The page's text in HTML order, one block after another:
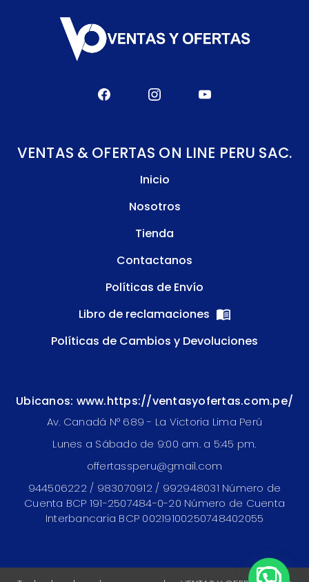
VENTAS & OFERTAS ON LINE PERU SAC.
Inicio
Nosotros
Tienda
Contactanos
Políticas de Envío
Libro de reclamaciones
Políticas de Cambios y Devoluciones
Ubicanos: www.https://ventasyofertas.com.pe/
Av. Canadá N° 689 - La Victoria Lima Perú
Lunes a Sábado de 9:00 am. a 5:45 pm.
offertassperu@gmail.com
944506222 / 983070912 / 992948031 Número de
Cuenta BCP 191-2507484-0-20 Número de Cuenta
Interbancaria BCP 00219100250748402055